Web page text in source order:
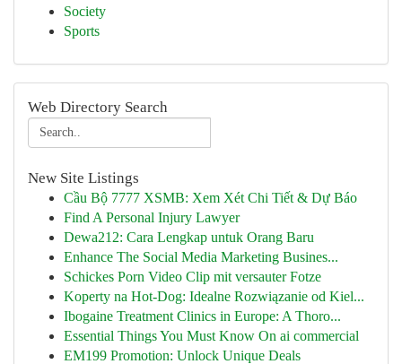
Society
Sports
Web Directory Search
New Site Listings
Cầu Bộ 7777 XSMB: Xem Xét Chi Tiết & Dự Báo
Find A Personal Injury Lawyer
Dewa212: Cara Lengkap untuk Orang Baru
Enhance The Social Media Marketing Busines...
Schickes Porn Video Clip mit versauter Fotze
Koperty na Hot-Dog: Idealne Rozwiązanie od Kiel...
Ibogaine Treatment Clinics in Europe: A Thoro...
Essential Things You Must Know On ai commercial
EM199 Promotion: Unlock Unique Deals